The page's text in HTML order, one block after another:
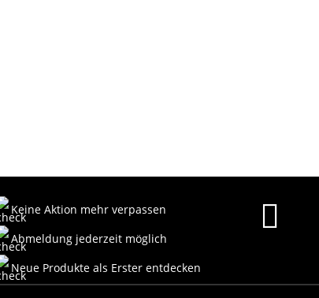
Keine Aktion mehr verpassen
Abmeldung jederzeit möglich
Neue Produkte als Erster entdecken